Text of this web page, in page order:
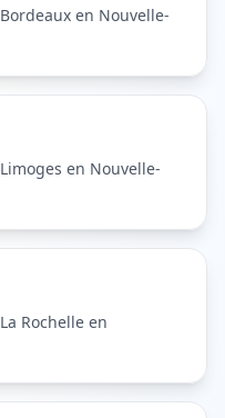
Bordeaux en Nouvelle-
Limoges en Nouvelle-
La Rochelle en